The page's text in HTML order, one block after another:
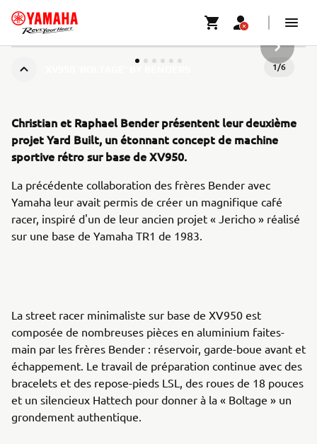
1/6
Christian et Raphael Bender présentent leur deuxième
projet Yard Built, un étonnant concept de machine
sportive rétro sur base de XV950.
La précédente collaboration des frères Bender avec
Yamaha leur avait permis de créer un magnifique café
racer, inspiré d'un de leur ancien projet « Jericho » réalisé
sur une base de Yamaha TR1 de 1983.
La street racer minimaliste sur base de XV950 est
composée de nombreuses pièces en aluminium faites-
main par les frères Bender : réservoir, garde-boue avant et
échappement. Le travail de préparation continue avec des
bracelets et des repose-pieds LSL, des roues de 18 pouces
et un silencieux Hattech pour donner à la « Boltage » un
grondement authentique.